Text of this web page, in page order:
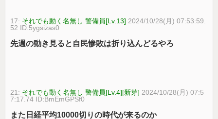
17: それでも動く名無し 警備員[Lv.13] 2024/10/28(月) 07:53:59.
52 ID:5ygsizas0
先週の動き見ると自民惨敗は折り込んどるやろ
21: それでも動く名無し 警備員[Lv.4][新芽] 2024/10/28(月) 07:5
7:17.74 ID:BmEmGPSf0
また日経平均10000切りの時代が来るのか